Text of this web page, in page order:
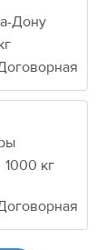
Дону
1000 кг